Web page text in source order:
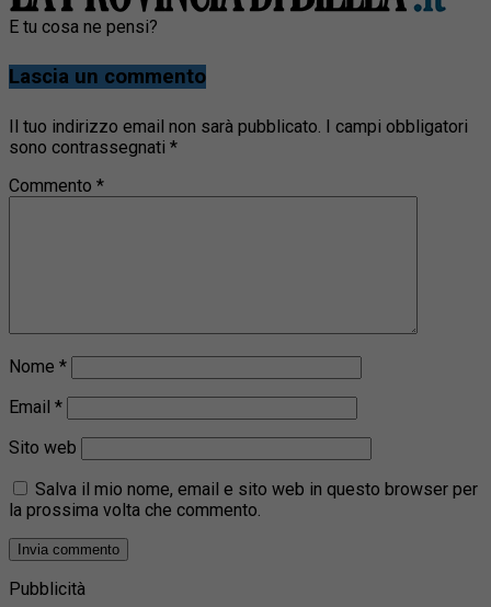
E tu cosa ne pensi?
Lascia un commento
Il tuo indirizzo email non sarà pubblicato. I campi obbligatori
sono contrassegnati *
Commento *
Nome *
Email *
Sito web
Salva il mio nome, email e sito web in questo browser per
la prossima volta che commento.
Pubblicità